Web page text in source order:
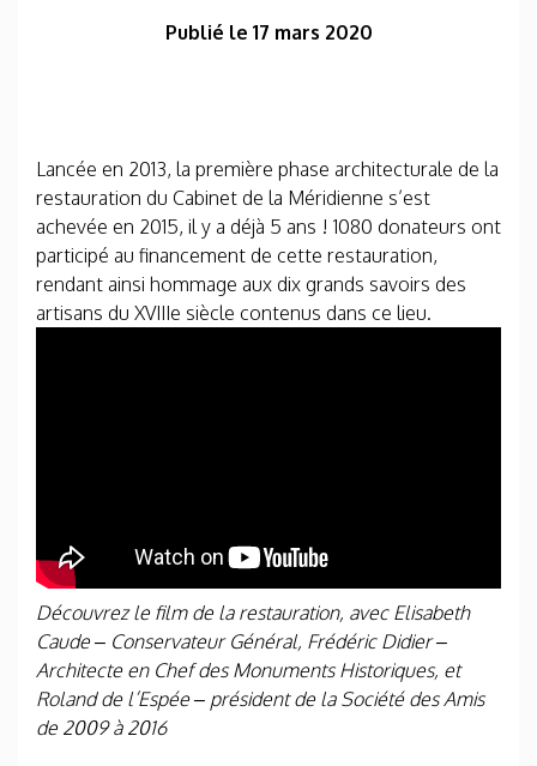
Publié le 17 mars 2020
Lancée en 2013, la première phase architecturale de la
restauration du Cabinet de la Méridienne s’est
achevée en 2015, il y a déjà 5 ans ! 1080 donateurs ont
participé au financement de cette restauration,
rendant ainsi hommage aux dix grands savoirs des
artisans du XVIIIe siècle contenus dans ce lieu.
Découvrez le film de la restauration, avec Elisabeth
Caude – Conservateur Général, Frédéric Didier –
Architecte en Chef des Monuments Historiques, et
Roland de l’Espée – président de la Société des Amis
de 2009 à 2016